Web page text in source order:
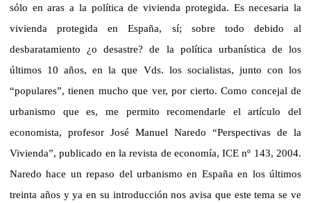
sólo en aras a la política de vivienda protegida. Es necesaria la
vivienda protegida en España, sí; sobre todo debido al
desbaratamiento ¿o desastre? de la política urbanística de los
últimos 10 años, en la que Vds. los socialistas, junto con los
“populares”, tienen mucho que ver, por cierto. Como concejal de
urbanismo que es, me permito recomendarle el artículo del
economista, profesor José Manuel Naredo “Perspectivas de la
Vivienda”, publicado en la revista de economía, ICE nº 143, 2004.
Naredo hace un repaso del urbanismo en España en los últimos
treinta años y ya en su introducción nos avisa que este tema se ve